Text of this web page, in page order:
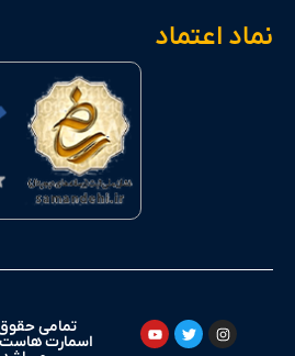
اعتماد
تمامی حقوق برای
اسمارت هاست محفوظ